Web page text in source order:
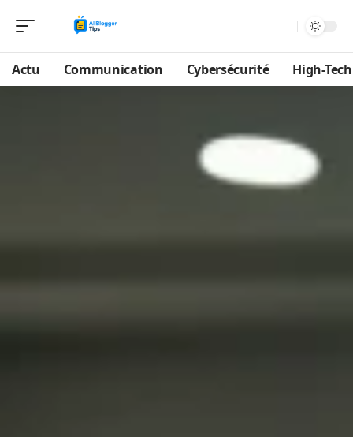
Actu Communication Cybersécurité High-Tech